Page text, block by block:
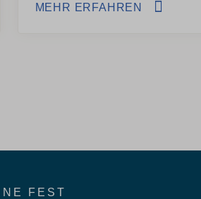
MEHR ERFAHREN
FEST